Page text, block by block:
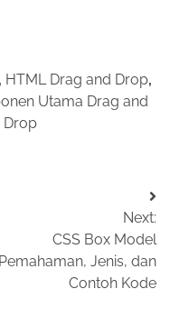
, HTML Drag and Drop,
Utama Drag and
Drop
Next:
CSS Box Model
Pemahaman, Jenis, dan
Contoh Kode